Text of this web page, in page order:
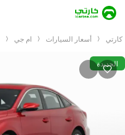
كارتي أسعار السيارات ام جي
الجديدة